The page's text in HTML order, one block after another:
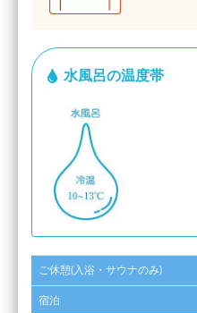
水風呂の温度帯
ご休憩(入浴・サウナのみ)
宿泊